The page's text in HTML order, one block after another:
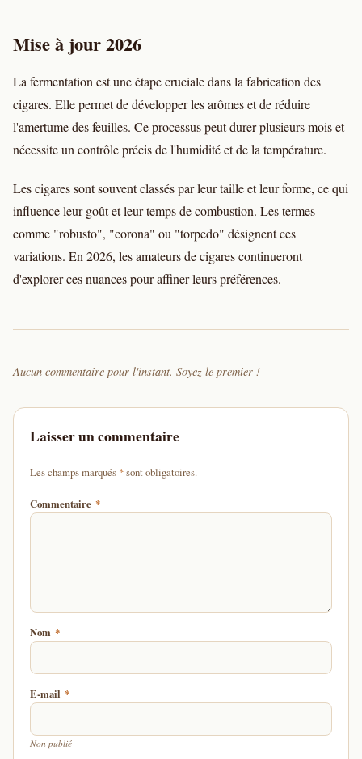
Mise à jour 2026
La fermentation est une étape cruciale dans la fabrication des
cigares. Elle permet de développer les arômes et de réduire
l'amertume des feuilles. Ce processus peut durer plusieurs mois et
nécessite un contrôle précis de l'humidité et de la température.
Les cigares sont souvent classés par leur taille et leur forme, ce qui
influence leur goût et leur temps de combustion. Les termes
comme "robusto", "corona" ou "torpedo" désignent ces
variations. En 2026, les amateurs de cigares continueront
d'explorer ces nuances pour affiner leurs préférences.
Aucun commentaire pour l'instant. Soyez le premier !
Laisser un commentaire
Les champs marqués *d'un astérisque
sont obligatoires.
Commentaire *
Nom *
E-mail *
Non publié